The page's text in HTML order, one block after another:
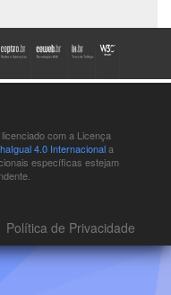
licenciado com a Licença
4.0 Internacionala
específicas estejam
Política de Privacidade